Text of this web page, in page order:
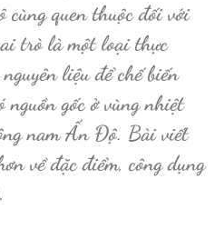
cùng quen thuộc đối với
trò là một loại thực
liệu để chế biến
gốc ở vùng nhiệt
nam Ấn Độ. Bài viết
về đặc điểm, công dụng